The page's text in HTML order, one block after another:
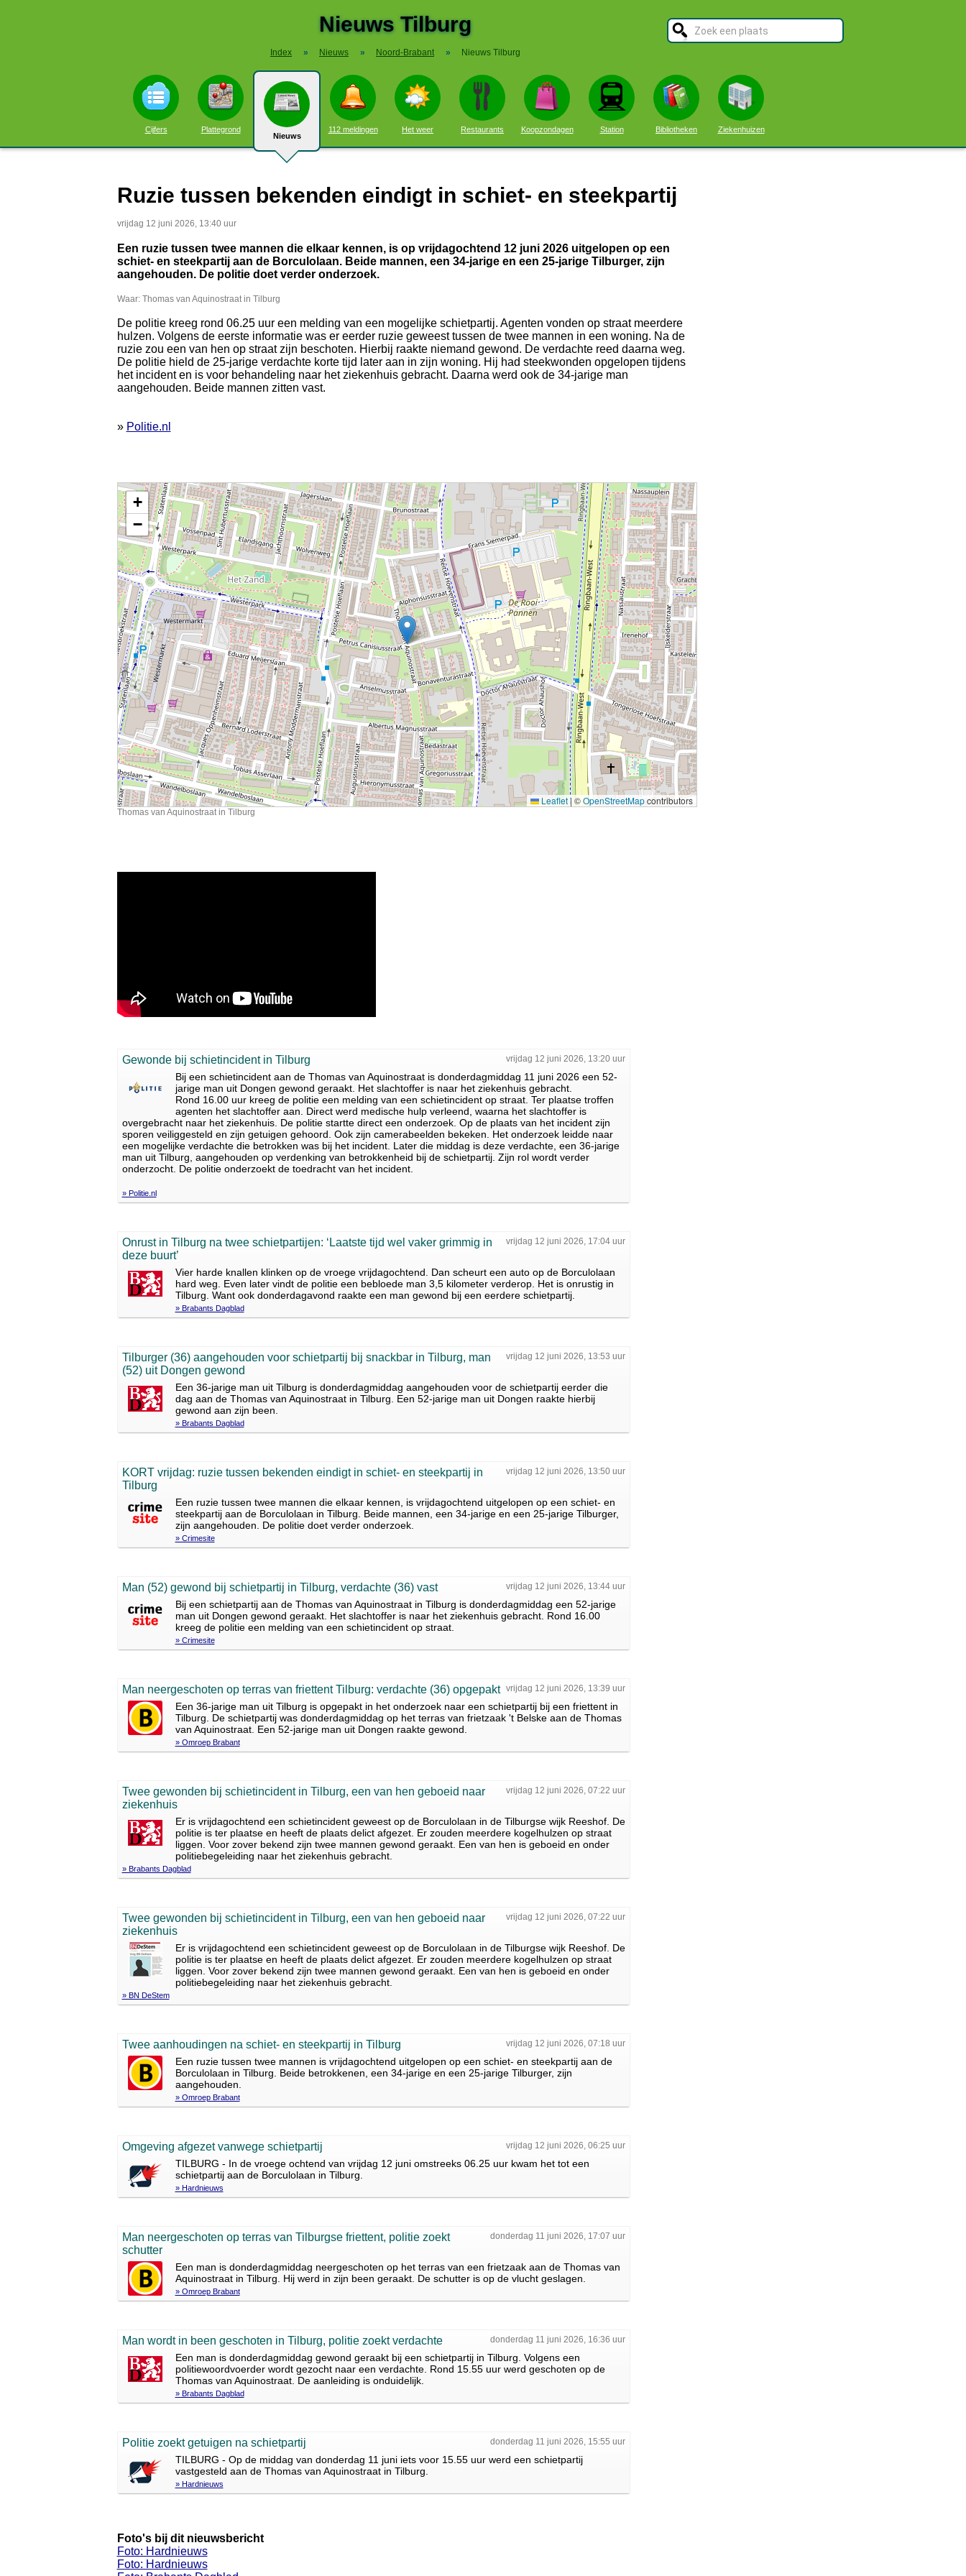
Nieuws Tilburg
Index » Nieuws » Noord-Brabant » Nieuws Tilburg
Cijfers Plattegrond
Nieuws
112 meldingen Het weer Restaurants Koopzondagen Station Bibliotheken Ziekenhuizen
Ruzie tussen bekenden eindigt in schiet- en steekpartij
vrijdag 12 juni 2026, 13:40 uur
Een ruzie tussen twee mannen die elkaar kennen, is op vrijdagochtend 12 juni 2026 uitgelopen op een
schiet- en steekpartij aan de Borculolaan. Beide mannen, een 34-jarige en een 25-jarige Tilburger, zijn
aangehouden. De politie doet verder onderzoek.
Waar: Thomas van Aquinostraat in Tilburg
De politie kreeg rond 06.25 uur een melding van een mogelijke schietpartij. Agenten vonden op straat meerdere
hulzen. Volgens de eerste informatie was er eerder ruzie geweest tussen de twee mannen in een woning. Na de
ruzie zou een van hen op straat zijn beschoten. Hierbij raakte niemand gewond. De verdachte reed daarna weg.
De politie hield de 25-jarige verdachte korte tijd later aan in zijn woning. Hij had steekwonden opgelopen tijdens
het incident en is voor behandeling naar het ziekenhuis gebracht. Daarna werd ook de 34-jarige man
aangehouden. Beide mannen zitten vast.
» Politie.nl
Kaart nieuws Tilburg. Locatie nieuws: 51.56960 / 5.06050 Thomas van Aquinostraat
+
−
Leaflet | ©OpenStreetMapcontributors
Thomas van Aquinostraat in Tilburg
vrijdag 12 juni 2026, 13:20 uur
Gewonde bij schietincident in Tilburg
Bij een schietincident aan de Thomas van Aquinostraat is donderdagmiddag 11 juni 2026 een 52-
jarige man uit Dongen gewond geraakt. Het slachtoffer is naar het ziekenhuis gebracht.
Rond 16.00 uur kreeg de politie een melding van een schietincident op straat. Ter plaatse troffen
agenten het slachtoffer aan. Direct werd medische hulp verleend, waarna het slachtoffer is
overgebracht naar het ziekenhuis. De politie startte direct een onderzoek. Op de plaats van het incident zijn
sporen veiliggesteld en zijn getuigen gehoord. Ook zijn camerabeelden bekeken. Het onderzoek leidde naar
een mogelijke verdachte die betrokken was bij het incident. Later die middag is deze verdachte, een 36-jarige
man uit Tilburg, aangehouden op verdenking van betrokkenheid bij de schietpartij. Zijn rol wordt verder
onderzocht. De politie onderzoekt de toedracht van het incident.
» Politie.nl
vrijdag 12 juni 2026, 17:04 uur
Onrust in Tilburg na twee schietpartijen: ‘Laatste tijd wel vaker grimmig in
deze buurt’
Vier harde knallen klinken op de vroege vrijdagochtend. Dan scheurt een auto op de Borculolaan
hard weg. Even later vindt de politie een bebloede man 3,5 kilometer verderop. Het is onrustig in
Tilburg. Want ook donderdagavond raakte een man gewond bij een eerdere schietpartij.
» Brabants Dagblad
vrijdag 12 juni 2026, 13:53 uur
Tilburger (36) aangehouden voor schietpartij bij snackbar in Tilburg, man
(52) uit Dongen gewond
Een 36-jarige man uit Tilburg is donderdagmiddag aangehouden voor de schietpartij eerder die
dag aan de Thomas van Aquinostraat in Tilburg. Een 52-jarige man uit Dongen raakte hierbij
gewond aan zijn been.
» Brabants Dagblad
vrijdag 12 juni 2026, 13:50 uur
KORT vrijdag: ruzie tussen bekenden eindigt in schiet- en steekpartij in
Tilburg
Een ruzie tussen twee mannen die elkaar kennen, is vrijdagochtend uitgelopen op een schiet- en
steekpartij aan de Borculolaan in Tilburg. Beide mannen, een 34-jarige en een 25-jarige Tilburger,
zijn aangehouden. De politie doet verder onderzoek.
» Crimesite
vrijdag 12 juni 2026, 13:44 uur
Man (52) gewond bij schietpartij in Tilburg, verdachte (36) vast
Bij een schietpartij aan de Thomas van Aquinostraat in Tilburg is donderdagmiddag een 52-jarige
man uit Dongen gewond geraakt. Het slachtoffer is naar het ziekenhuis gebracht. Rond 16.00
kreeg de politie een melding van een schietincident op straat.
» Crimesite
vrijdag 12 juni 2026, 13:39 uur
Man neergeschoten op terras van friettent Tilburg: verdachte (36) opgepakt
Een 36-jarige man uit Tilburg is opgepakt in het onderzoek naar een schietpartij bij een friettent in
Tilburg. De schietpartij was donderdagmiddag op het terras van frietzaak 't Belske aan de Thomas
van Aquinostraat. Een 52-jarige man uit Dongen raakte gewond.
» Omroep Brabant
vrijdag 12 juni 2026, 07:22 uur
Twee gewonden bij schietincident in Tilburg, een van hen geboeid naar
ziekenhuis
Er is vrijdagochtend een schietincident geweest op de Borculolaan in de Tilburgse wijk Reeshof. De
politie is ter plaatse en heeft de plaats delict afgezet. Er zouden meerdere kogelhulzen op straat
liggen. Voor zover bekend zijn twee mannen gewond geraakt. Een van hen is geboeid en onder
politiebegeleiding naar het ziekenhuis gebracht.
» Brabants Dagblad
vrijdag 12 juni 2026, 07:22 uur
Twee gewonden bij schietincident in Tilburg, een van hen geboeid naar
ziekenhuis
Er is vrijdagochtend een schietincident geweest op de Borculolaan in de Tilburgse wijk Reeshof. De
politie is ter plaatse en heeft de plaats delict afgezet. Er zouden meerdere kogelhulzen op straat
liggen. Voor zover bekend zijn twee mannen gewond geraakt. Een van hen is geboeid en onder
politiebegeleiding naar het ziekenhuis gebracht.
» BN DeStem
vrijdag 12 juni 2026, 07:18 uur
Twee aanhoudingen na schiet- en steekpartij in Tilburg
Een ruzie tussen twee mannen is vrijdagochtend uitgelopen op een schiet- en steekpartij aan de
Borculolaan in Tilburg. Beide betrokkenen, een 34-jarige en een 25-jarige Tilburger, zijn
aangehouden.
» Omroep Brabant
vrijdag 12 juni 2026, 06:25 uur
Omgeving afgezet vanwege schietpartij
TILBURG - In de vroege ochtend van vrijdag 12 juni omstreeks 06.25 uur kwam het tot een
schietpartij aan de Borculolaan in Tilburg.
» Hardnieuws
donderdag 11 juni 2026, 17:07 uur
Man neergeschoten op terras van Tilburgse friettent, politie zoekt
schutter
Een man is donderdagmiddag neergeschoten op het terras van een frietzaak aan de Thomas van
Aquinostraat in Tilburg. Hij werd in zijn been geraakt. De schutter is op de vlucht geslagen.
» Omroep Brabant
donderdag 11 juni 2026, 16:36 uur
Man wordt in been geschoten in Tilburg, politie zoekt verdachte
Een man is donderdagmiddag gewond geraakt bij een schietpartij in Tilburg. Volgens een
politiewoordvoerder wordt gezocht naar een verdachte. Rond 15.55 uur werd geschoten op de
Thomas van Aquinostraat. De aanleiding is onduidelijk.
» Brabants Dagblad
donderdag 11 juni 2026, 15:55 uur
Politie zoekt getuigen na schietpartij
TILBURG - Op de middag van donderdag 11 juni iets voor 15.55 uur werd een schietpartij
vastgesteld aan de Thomas van Aquinostraat in Tilburg.
» Hardnieuws
Foto's bij dit nieuwsbericht
Foto: Hardnieuws
Foto: Hardnieuws